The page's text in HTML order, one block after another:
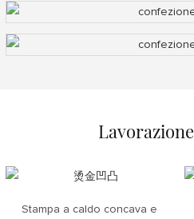
Stampa a caldo concava e